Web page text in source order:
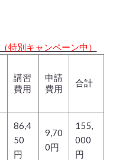
（特別キャンペーン中）
講習
費用
申請
費用
合計
86,4
50
円
9,70
0円
155,
000
円